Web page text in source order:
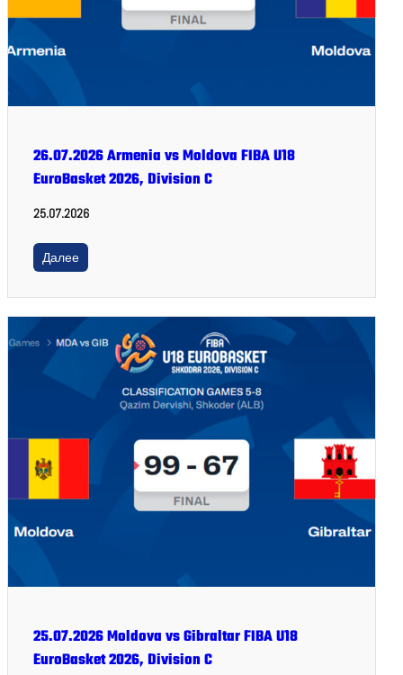
26.07.2026 Armenia vs Moldova FIBA U18
EuroBasket 2026, Division C
25.07.2026
Далее
25.07.2026 Moldova vs Gibraltar FIBA U18
EuroBasket 2026, Division C